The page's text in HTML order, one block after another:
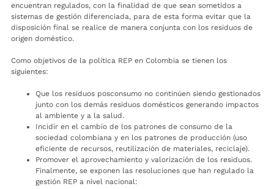
encuentran regulados, con la finalidad de que sean sometidos a
sistemas de gestión diferenciada, para de esta forma evitar que la
disposición final se realice de manera conjunta con los residuos de
origen doméstico.
Como objetivos de la política REP en Colombia se tienen los
siguientes:
Que los residuos posconsumo no continúen siendo gestionados
junto con los demás residuos domésticos generando impactos
al ambiente y a la salud.
Incidir en el cambio de los patrones de consumo de la
sociedad colombiana y en los patrones de producción (uso
eficiente de recursos, reutilización de materiales, reciclaje).
Promover el aprovechamiento y valorización de los residuos.
Finalmente, se exponen las resoluciones que han regulado la
gestión REP a nivel nacional: